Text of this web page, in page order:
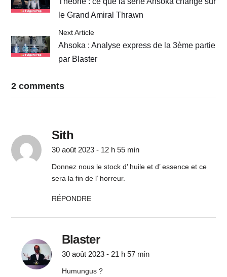
le Grand Amiral Thrawn
Next Article
Ahsoka : Analyse express de la 3ème partie
par Blaster
2 comments
Sith
30 août 2023 - 12 h 55 min
Donnez nous le stock d’ huile et d’ essence et ce
sera la fin de l’ horreur.
RÉPONDRE
Blaster
30 août 2023 - 21 h 57 min
Humungus ?